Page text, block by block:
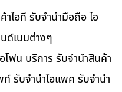
าไอที รับจำนำมือถือ ไอ
ด์เนมต่างๆ
ฟน บริการ รับจำนำสินค้า
รับจำนำไอแพค รับจำนำ